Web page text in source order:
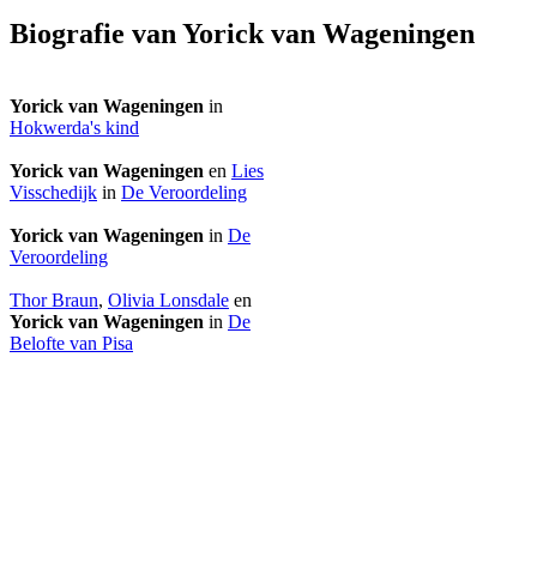
Biografie van Yorick van Wageningen
Yorick van Wageningen in
Hokwerda's kind
Yorick van Wageningen en Lies
Visschedijk in De Veroordeling
Yorick van Wageningen in De
Veroordeling
Thor Braun, Olivia Lonsdale en
Yorick van Wageningen in De
Belofte van Pisa